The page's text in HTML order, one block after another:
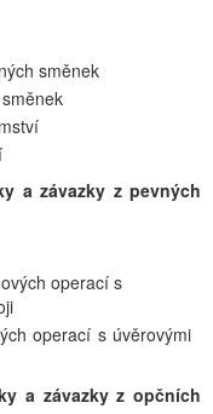
směnek
a závazky z pevných
operací s
operací s úvěrovými
a závazky z opčních